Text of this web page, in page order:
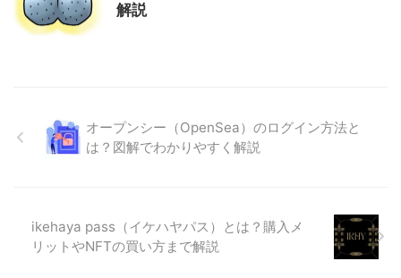
解説
オープンシー（OpenSea）のログイン方法と
は？図解でわかりやすく解説
ikehaya pass（イケハヤパス）とは？購入メ
リットやNFTの買い方まで解説